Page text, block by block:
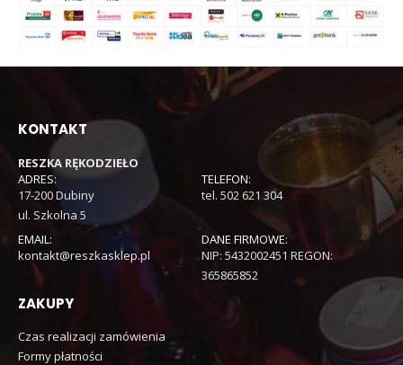
KONTAKT
RESZKA RĘKODZIEŁO
ADRES:
17-200 Dubiny
ul. Szkolna 5
TELEFON:
tel. 502 621 304
EMAIL:
kontakt@reszkasklep.pl
DANE FIRMOWE:
NIP: 5432002451 REGON:
365865852
ZAKUPY
Czas realizacji zamówienia
Formy płatności